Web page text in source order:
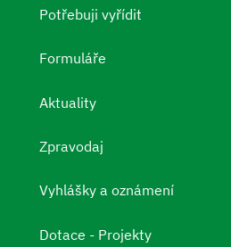
Potřebuji vyřídit
Formuláře
Aktuality
Zpravodaj
Vyhlášky a oznámení
Dotace - Projekty